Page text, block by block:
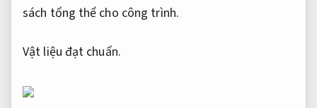
sách tổng thể cho công trình.
Vật liệu đạt chuẩn.